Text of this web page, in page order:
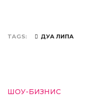
TAGS ДУА ЛИПА
ШОУ-БИЗНИС